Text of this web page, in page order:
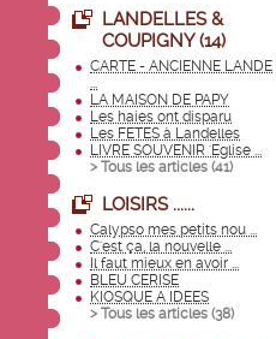
LANDELLES &
COUPIGNY (14)
CARTE - ANCIENNE LANDE
...
LA MAISON DE PAPY
Les haies ont disparu
Les FETES à Landelles
LIVRE SOUVENIR 'Eglise ...
> Tous les articles (41)
LOISIRS ......
Calypso mes petits nou ...
C'est ça, la nouvelle ...
Il faut mieux en avoir ...
BLEU CERISE
KIOSQUE A IDEES
> Tous les articles (38)